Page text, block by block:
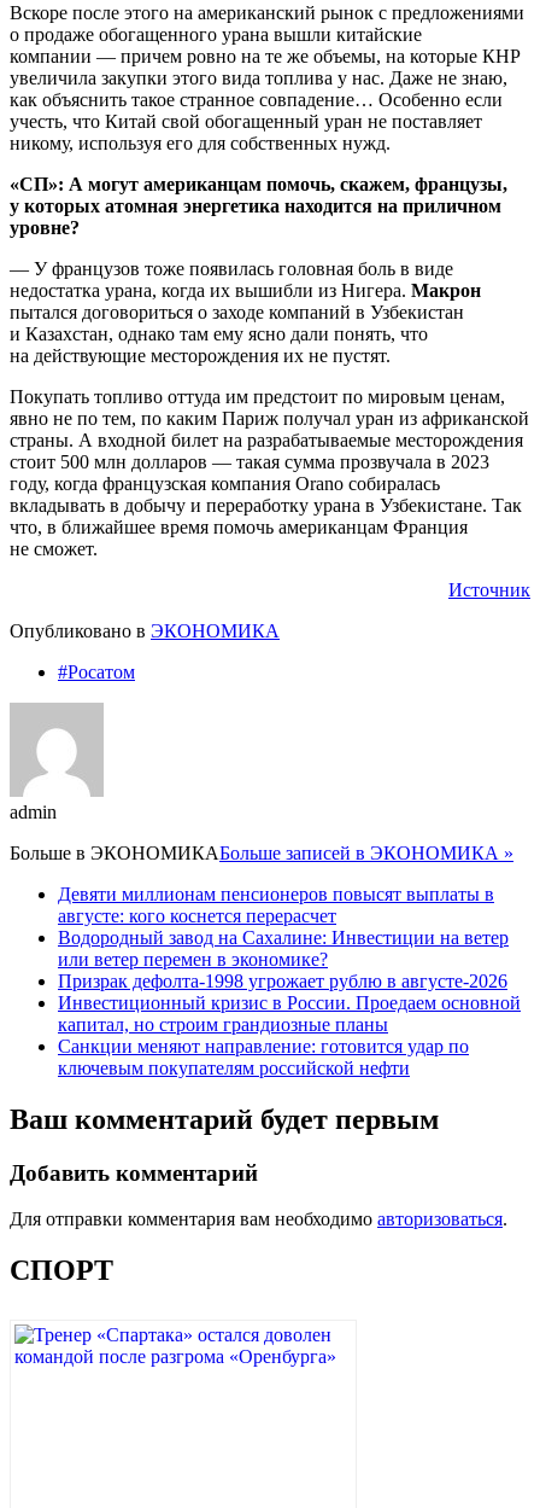
Вскоре после этого на американский рынок с предложениями
о продаже обогащенного урана вышли китайские
компании — причем ровно на те же объемы, на которые КНР
увеличила закупки этого вида топлива у нас. Даже не знаю,
как объяснить такое странное совпадение… Особенно если
учесть, что Китай свой обогащенный уран не поставляет
никому, используя его для собственных нужд.
«СП»: А могут американцам помочь, скажем, французы,
у которых атомная энергетика находится на приличном
уровне?
— У французов тоже появилась головная боль в виде
недостатка урана, когда их вышибли из Нигера. Макрон
пытался договориться о заходе компаний в Узбекистан
и Казахстан, однако там ему ясно дали понять, что
на действующие месторождения их не пустят.
Покупать топливо оттуда им предстоит по мировым ценам,
явно не по тем, по каким Париж получал уран из африканской
страны. А входной билет на разрабатываемые месторождения
стоит 500 млн долларов — такая сумма прозвучала в 2023
году, когда французская компания Orano собиралась
вкладывать в добычу и переработку урана в Узбекистане. Так
что, в ближайшее время помочь американцам Франция
не сможет.
Источник
Опубликовано в ЭКОНОМИКА
#Росатом
admin
Больше в ЭКОНОМИКАБольше записей в ЭКОНОМИКА »
Девяти миллионам пенсионеров повысят выплаты в
августе: кого коснется перерасчет
Водородный завод на Сахалине: Инвестиции на ветер
или ветер перемен в экономике?
Призрак дефолта-1998 угрожает рублю в августе-2026
Инвестиционный кризис в России. Проедаем основной
капитал, но строим грандиозные планы
Санкции меняют направление: готовится удар по
ключевым покупателям российской нефти
Ваш комментарий будет первым
Добавить комментарий
Для отправки комментария вам необходимо авторизоваться.
СПОРТ